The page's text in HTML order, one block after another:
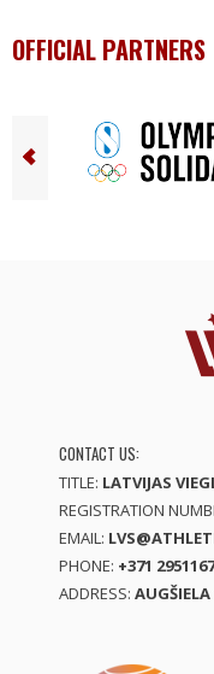
OFFICIAL PARTNERS
CONTACT US:
TITLE: LATVIJAS
REGISTRATION
EMAIL:
PHONE: +371
ADDRESS: